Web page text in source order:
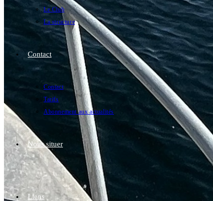
Le Club
La structure
Contact
Contact
Tarifs
Abonnement aux actualités
Nous situer
Liens